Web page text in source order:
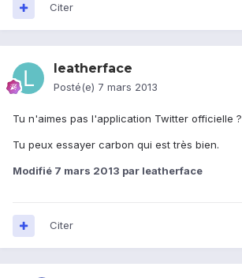
Citer
leatherface
Posté(e) 7 mars 2013
Tu n'aimes pas l'application Twitter officielle ?
Tu peux essayer carbon qui est très bien.
Modifié 7 mars 2013 par leatherface
Citer